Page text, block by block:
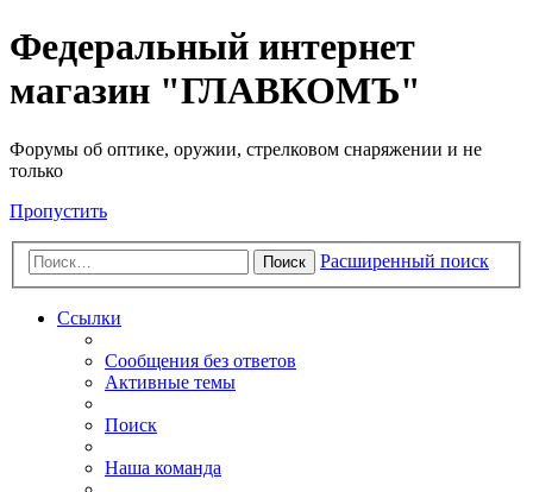
Федеральный интернет
магазин "ГЛАВКОМЪ"
Форумы об оптике, оружии, стрелковом снаряжении и не
только
Пропустить
Поиск Расширенный поиск
Ссылки
Сообщения без ответов
Активные темы
Поиск
Наша команда